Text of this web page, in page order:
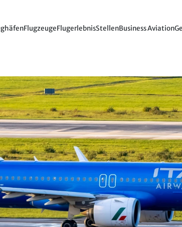
FlugzeugeFlugerlebnisStellenBusiness Aviation